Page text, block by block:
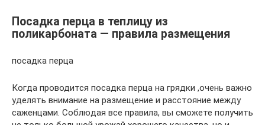
Посадка перца в теплицу из
поликарбоната — правила размещения
посадка перца
Когда проводится посадка перца на грядки ,очень важно
уделять внимание на размещение и расстояние между
саженцами. Соблюдая все правила, вы сможете получить